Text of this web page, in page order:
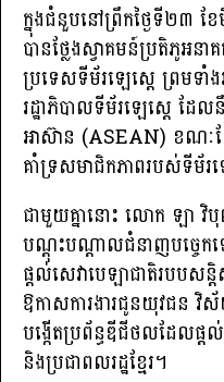
ក្នុងជំនួបនៅព្រឹកថ្ងៃទី២៣
បានថ្លែងស្វាគមន៍ប្រតិភូអនា
ប្រទេសទីម័រឡេស្តេ ព្រមទាំ
រដ្ឋាភិបាលទីម័រឡេស្ដេ ដ
អាស៊ាន (ASEAN) ខណៈដ
គាំទ្រសមាជិកភាពរបស់ទីម័
ជាមួយគ្នានោះ លោក ឡា វិបុ
បណ្ដុះបណ្ដាលជំនាញបច្ចេក
ផ្ដល់សេវាបេឡាជាតិរបបស
ឱកាសការងារជូនយុវជន វិស័
បង្កើតប្រព័ន្ធឌីជីថលដែលផ្
និងប្រជាពលរដ្ឋខ្មែរ។